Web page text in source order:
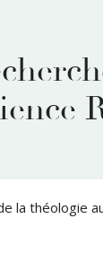
la théologie